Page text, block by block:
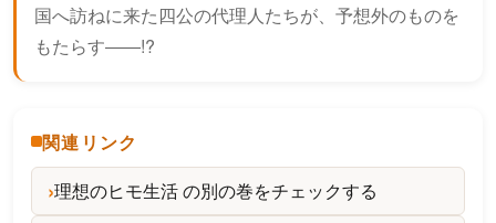
国へ訪ねに来た四公の代理人たちが、予想外のものを
もたらす――!?
関連リンク
理想のヒモ生活 の別の巻をチェックする